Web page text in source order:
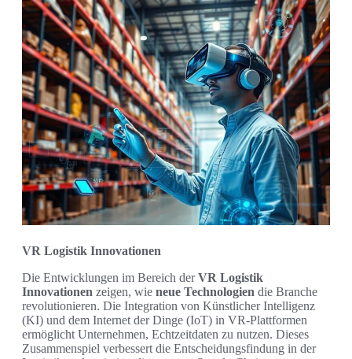
VR Logistik Innovationen
Die Entwicklungen im Bereich derVR Logistik
Innovationen zeigen, wie neue Technologien die Branche
revolutionieren. Die Integration von Künstlicher Intelligenz
(KI) und dem Internet der Dinge (IoT) in VR-Plattformen
ermöglicht Unternehmen, Echtzeitdaten zu nutzen. Dieses
Zusammenspiel verbessert die Entscheidungsfindung in der